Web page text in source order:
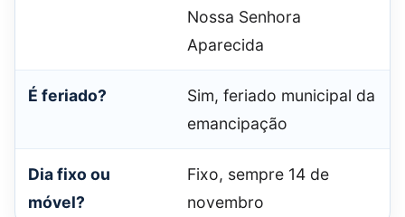
Nossa Senhora
Aparecida
É feriado?
Sim, feriado municipal da
emancipação
Dia fixo ou
móvel?
Fixo, sempre 14 de
novembro